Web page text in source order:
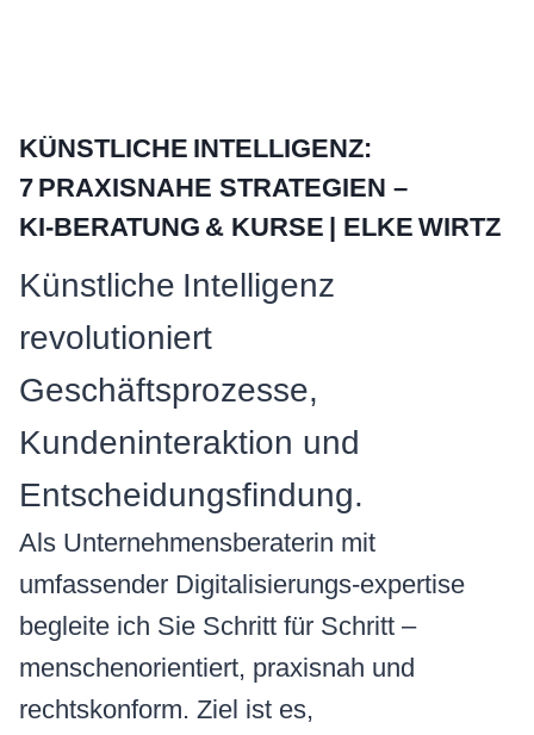
KÜNSTLICHE INTELLIGENZ:
7 PRAXISNAHE STRATEGIEN –
KI‑BERATUNG & KURSE | ELKE WIRTZ
Künstliche Intelligenz
revolutioniert
Geschäftsprozesse,
Kundeninteraktion und
Entscheidungsfindung.
Als Unternehmensberaterin mit
umfassender Digitalisierungs‑expertise
begleite ich Sie Schritt für Schritt –
menschen­orientiert, praxisnah und
rechtskonform. Ziel ist es,